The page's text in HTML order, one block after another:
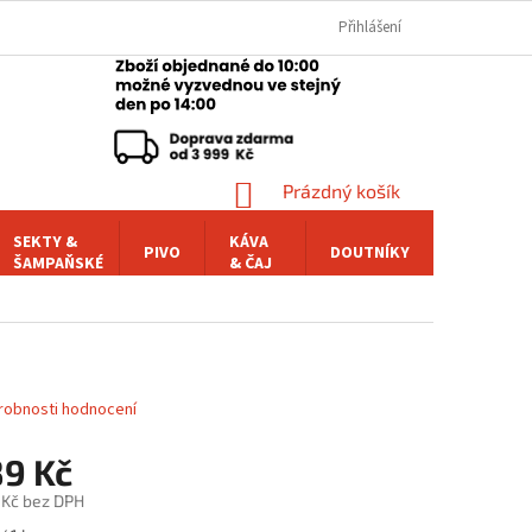
Přihlášení
NÁKUPNÍ
KOŠÍK
Prázdný košík
SEKTY &
ŠAMPAŇSKÉ
PIVO
KÁVA
& ČAJ
DOUTNÍKY
hodnocení
Kč
bez DPH